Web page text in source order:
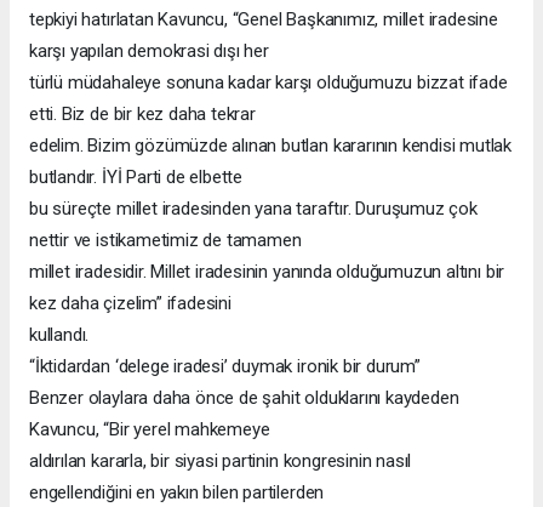
tepkiyi hatırlatan Kavuncu, “Genel Başkanımız, millet iradesine
karşı yapılan demokrasi dışı her
türlü müdahaleye sonuna kadar karşı olduğumuzu bizzat ifade
etti. Biz de bir kez daha tekrar
edelim. Bizim gözümüzde alınan butlan kararının kendisi mutlak
butlandır. İYİ Parti de elbette
bu süreçte millet iradesinden yana taraftır. Duruşumuz çok
nettir ve istikametimiz de tamamen
millet iradesidir. Millet iradesinin yanında olduğumuzun altını bir
kez daha çizelim” ifadesini
kullandı.
“İktidardan ‘delege iradesi’ duymak ironik bir durum”
Benzer olaylara daha önce de şahit olduklarını kaydeden
Kavuncu, “Bir yerel mahkemeye
aldırılan kararla, bir siyasi partinin kongresinin nasıl
engellendiğini en yakın bilen partilerden